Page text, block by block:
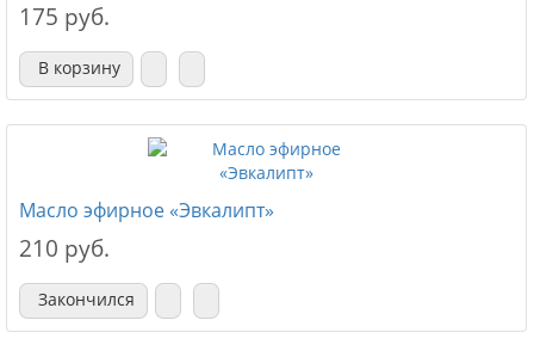
175 руб.
В корзину
Масло эфирное «Эвкалипт»
210 руб.
Закончился